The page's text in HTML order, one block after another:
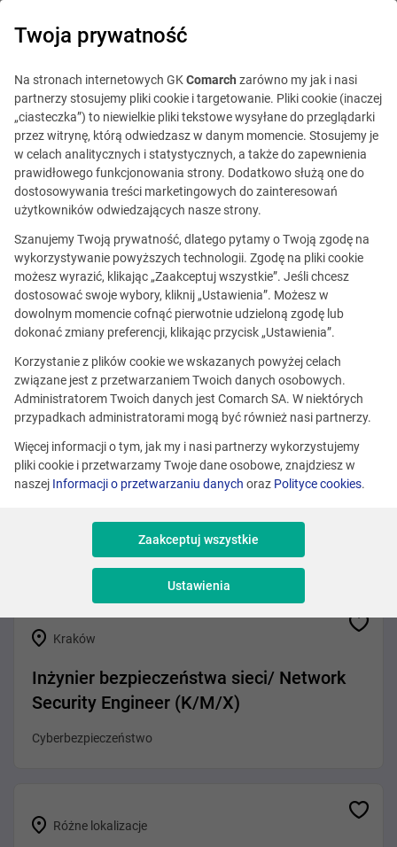
Ta oferta jest już
nieaktualna.
Zobacz podobne oferty
Różne lokalizacje
Kraków
Inżynier bezpieczeństwa sieci/ Network
Security Engineer (K/M/X)
Cyberbezpieczeństwo
Różne lokalizacje
Twoja prywatność
Na stronach internetowych GKComarch zarówno my jak i nasi
partnerzy stosujemy pliki cookie i targetowanie. Pliki cookie (inaczej
„ciasteczka”) to niewielkie pliki tekstowe wysyłane do przeglądarki
przez witrynę, którą odwiedzasz w danym momencie. Stosujemy je
w celach analitycznych i statystycznych, a także do zapewnienia
prawidłowego funkcjonowania strony. Dodatkowo służą one do
dostosowywania treści marketingowych do zainteresowań
użytkowników odwiedzających nasze strony.
Szanujemy Twoją prywatność, dlatego pytamy o Twoją zgodę na
wykorzystywanie powyższych technologii. Zgodę na pliki cookie
możesz wyrazić, klikając „Zaakceptuj wszystkie”. Jeśli chcesz
dostosować swoje wybory, kliknij „Ustawienia”. Możesz w
dowolnym momencie cofnąć pierwotnie udzieloną zgodę lub
dokonać zmiany preferencji, klikając przycisk „Ustawienia”.
Korzystanie z plików cookie we wskazanych powyżej celach
związane jest z przetwarzaniem Twoich danych osobowych.
Administratorem Twoich danych jest Comarch SA. W niektórych
przypadkach administratorami mogą być również nasi partnerzy.
Więcej informacji o tym, jak my i nasi partnerzy wykorzystujemy
pliki cookie i przetwarzamy Twoje dane osobowe, znajdziesz w
naszej Informacji o przetwarzaniu danych oraz Polityce cookies.
Zaakceptuj wszystkie
Ustawienia